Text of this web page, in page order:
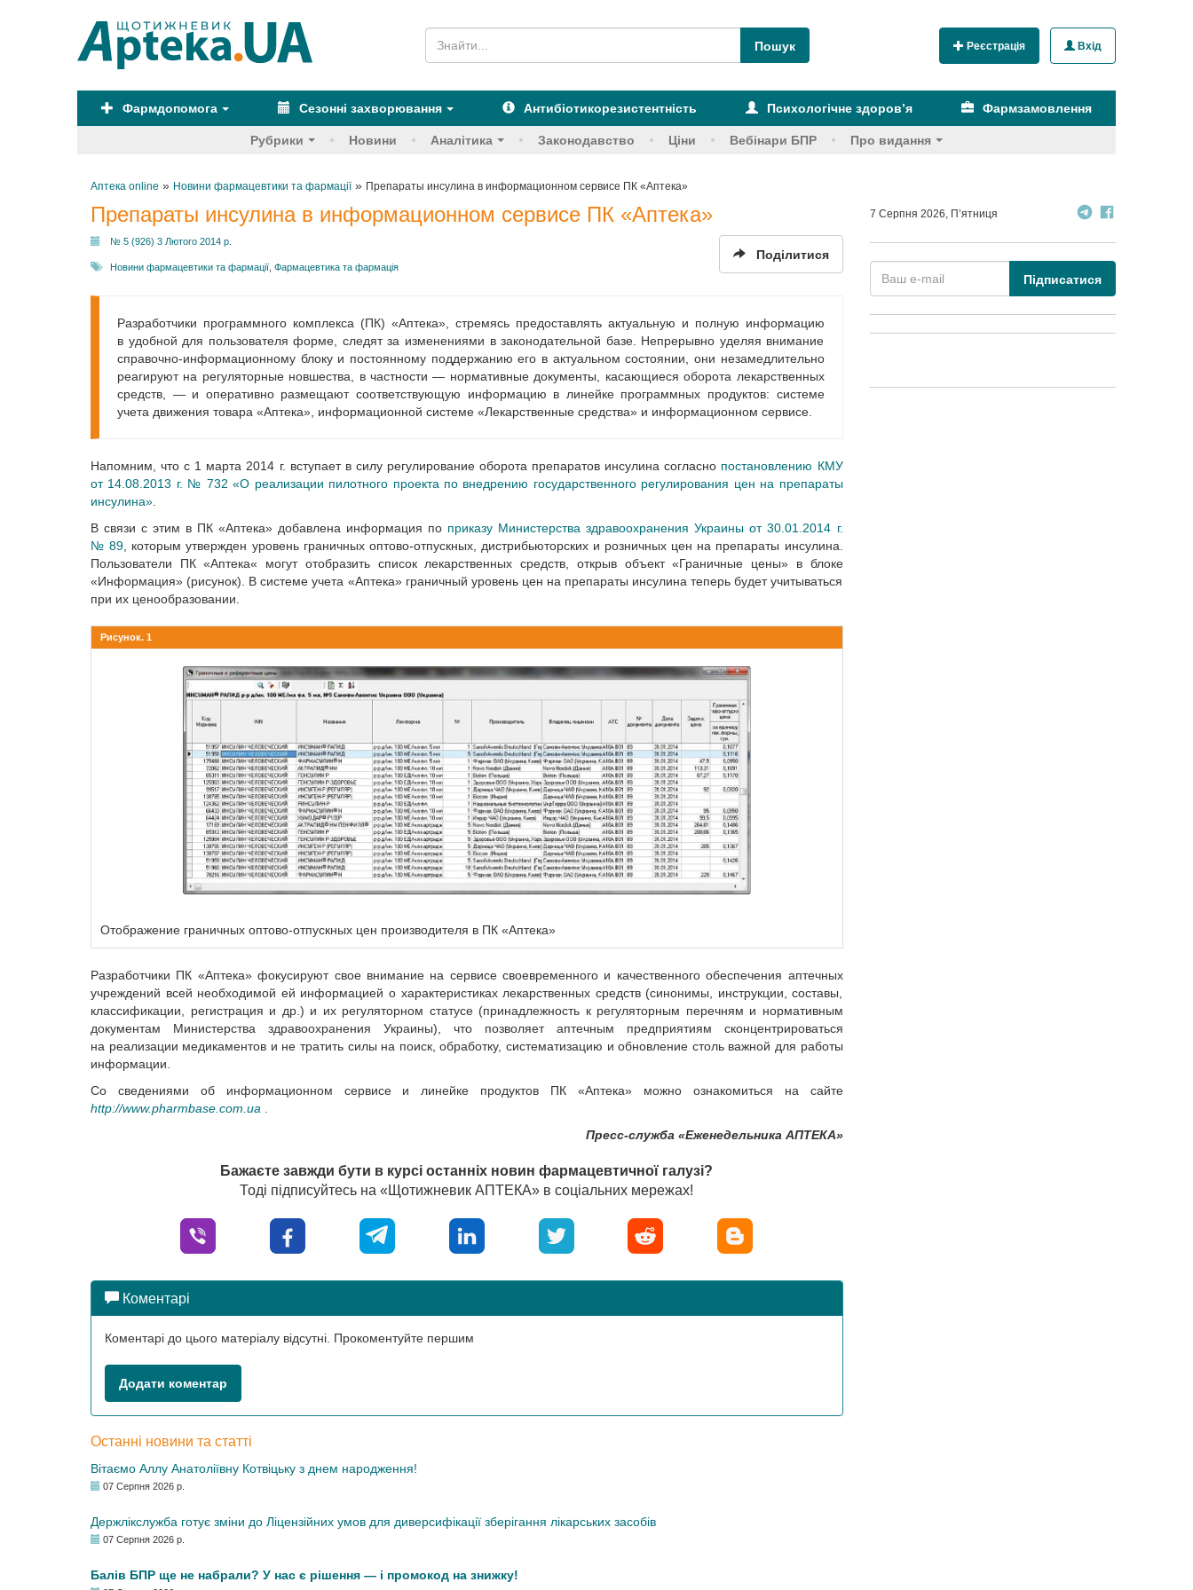
Реєстрація Вхід
Фармдопомога Сезонні захворювання Антибіотикорезистентність Психологічне здоров’я Фармзамовлення
Рубрики Новини Аналітика Законодавство Ціни Вебінари БПР Про видання
Аптека online » Новини фармацевтики та фармації» Препараты инсулина в информационном сервисе ПК «Аптека»
Препараты инсулина в информационном сервисе ПК «Аптека»
№ 5 (926) 3 Лютого 2014 р.
Новини фармацевтики та фармації Фармацевтика та фармація
Поділитися
Разработчики программного комплекса (ПК) «Аптека», стремясь предоставлять актуальную и полную информацию
в удобной для пользователя форме, следят за изменениями в законодательной базе. Непрерывно уделяя внимание
справочно-информационному блоку и постоянному поддержанию его в актуальном состоянии, они незамедлительно
реагируют на регуляторные новшества, в частности — нормативные документы, касающиеся оборота лекарственных
средств, — и оперативно размещают соответствующую информацию в линейке программных продуктов: системе
учета движения товара «Аптека», информационной системе «Лекарственные средства» и информационном сервисе.
Напомним, что с 1 марта 2014 г. вступает в силу регулирование оборота препаратов инсулина согласно постановлению КМУ
от 14.08.2013 г. № 732 «О реализации пилотного проекта по внедрению государственного регулирования цен на препараты
инсулина»
В связи с этим в ПК «Аптека» добавлена информация по приказу Министерства здравоохранения Украины от 30.01.2014 г.
№ 89 , которым утвержден уровень граничных оптово-отпускных, дистрибьюторских и розничных цен на препараты инсулина.
Пользователи ПК «Аптека« могут отобразить список лекарственных средств, открыв объект «Граничные цены» в блоке
«Информация» (рисунок). В системе учета «Аптека» граничный уровень цен на препараты инсулина теперь будет учитываться
при их ценообразовании.
Рисунок. 1
Отображение граничных оптово-отпускных цен производителя в ПК «Аптека»
Разработчики ПК «Аптека» фокусируют свое внимание на сервисе своевременного и качественного обеспечения аптечных
учреждений всей необходимой ей информацией о характеристиках лекарственных средств (синонимы, инструкции, составы,
классификации, регистрация и др.) и их регуляторном статусе (принадлежность к регуляторным перечням и нормативным
документам Министерства здравоохранения Украины), что позволяет аптечным предприятиям сконцентрироваться
на реализации медикаментов и не тратить силы на поиск, обработку, систематизацию и обновление столь важной для работы
информации.
Со сведениями об информационном сервисе и линейке продуктов ПК «Аптека» можно ознакомиться на сайте
http://www.pharmbase.com.ua
Пресс-служба «Еженедельника АПТЕКА»
Бажаєте завжди бути в курсі останніх новин фармацевтичної галузі?
Тоді підписуйтесь на «Щотижневик АПТЕКА» в соціальних мережах!
Коментарі
Коментарі до цього матеріалу відсутні. Прокоментуйте першим
Додати коментар
Останні новини та статті
Вітаємо Аллу Анатоліївну Котвіцьку з днем народження!
07 Серпня 2026 р.
Держлікслужба готує зміни до Ліцензійних умов для диверсифікації зберігання лікарських засобів
07 Серпня 2026 р.
Балів БПР ще не набрали? У нас є рішення — і промокод на знижку!
7 Серпня 2026, П’ятниця
Підписатися